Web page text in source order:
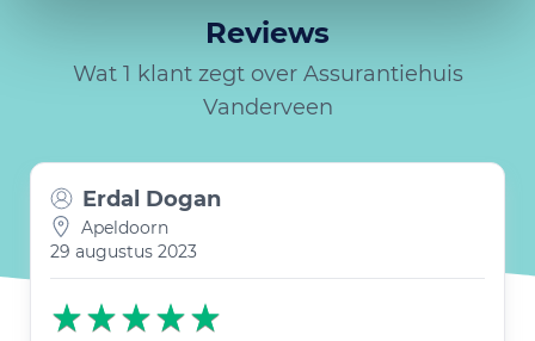
Reviews
Wat 1 klant zegt over Assurantiehuis
Vanderveen
Erdal Dogan
Apeldoorn
29 augustus 2023